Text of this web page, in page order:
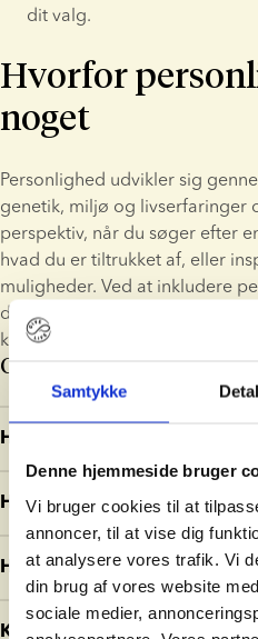
Samtykke
Denne hjemmeside bruger
Vi bruger cookies til at
annoncer, til at vise dig
at analysere vores trafik. Vi
din brug af vores website
sociale medier,
dit valg.
Hvorfor
noget
Personlighed udvikler sig
genetik, miljø og livserfaringer
perspektiv, når du søger efter
hvad du er tiltrukket af, eller
muligheder. Ved at inkludere
donorsøgning får du et
karakteristika.
Ofte stillede spørgsmål
Hvor præcis er Personality
Personality Explorer er
principperne. Selvom det ikke
en tankevækkende og
donorudvælgelse på.
Hvad gør I med de data, jeg
Dine svar bruges kun til at
for Personality Explorer. De
til din konto. Men for at holde
Hvor lang tid tager det?
Det tager kun et par minutter at
Kan jeg stadig gennemse